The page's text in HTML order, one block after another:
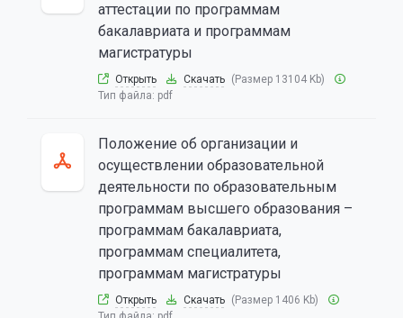
аттестации по программам
бакалавриата и программам
магистратуры
Открыть Скачать (Размер 13104 Kb)
Тип файла: pdf
Положение об организации и
осуществлении образовательной
деятельности по образовательным
программам высшего образования –
программам бакалавриата,
программам специалитета,
программам магистратуры
Открыть Скачать (Размер 1406 Kb)